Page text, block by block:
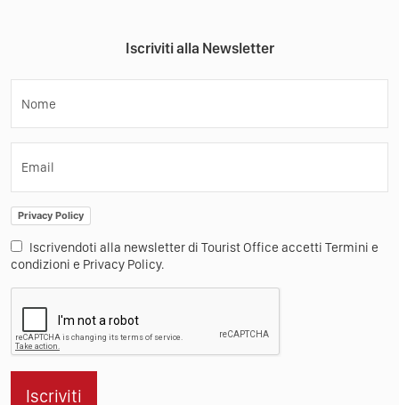
Iscriviti alla Newsletter
Nome
Email
Privacy Policy
Iscrivendoti alla newsletter di Tourist Office accetti Termini e
condizioni e Privacy Policy.
Iscriviti